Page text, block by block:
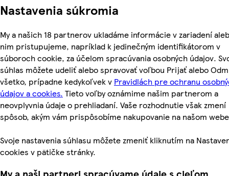
Nastavenia súkromia
My a našich 18 partnerov ukladáme informácie v zariadení
nim pristupujeme, napríklad k jedinečným identifikátorom v
súboroch cookie, za účelom spracúvania osobných údajov.
súhlas môžete udeliť alebo spravovať voľbou Prijať alebo
všetko, prípadne kedykoľvek v Pravidlách pre ochranu
údajov a cookies. Tieto voľby oznámime našim partnerom a
neovplyvnia údaje o prehliadaní. Vaše rozhodnutie však zmení
spôsob, akým vám prispôsobíme nakupovanie na našom
Svoje nastavenia súhlasu môžete zmeniť kliknutím na
cookies v pätičke stránky.